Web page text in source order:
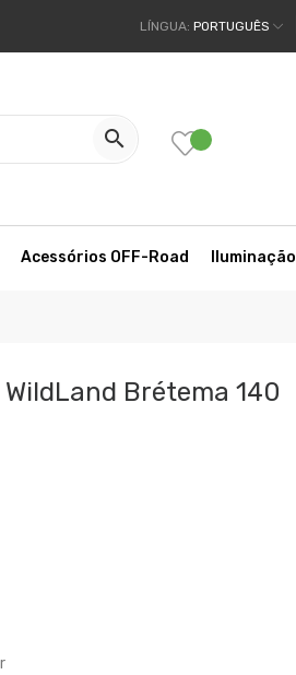
LÍNGUA: PORTUGUÊS

Acessórios OFF-Road Iluminação
Brétema 140